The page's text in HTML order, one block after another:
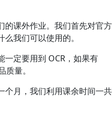
的课外作业。我们首先对官方
我们可以使用的。
一定要用到 OCR，如果有
量。
个月，我们利用课余时间一共